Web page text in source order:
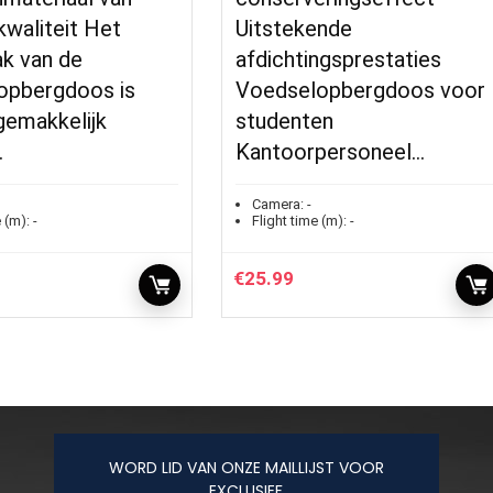
Het
van de
is
(m):-
Uitstekende
afdichtingsprestaties
Voedselopbergdoos voor
studenten
Kantoorpersoneel…
Camera: -
Flight time (m): -
€25.99
WORD LID VAN ONZE MAILLIJST VOOR